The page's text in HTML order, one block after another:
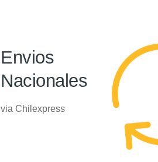
Envios
Nacionales
via Chilexpress